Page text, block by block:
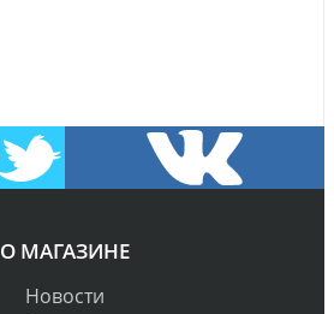
О МАГАЗИНЕ
Новости